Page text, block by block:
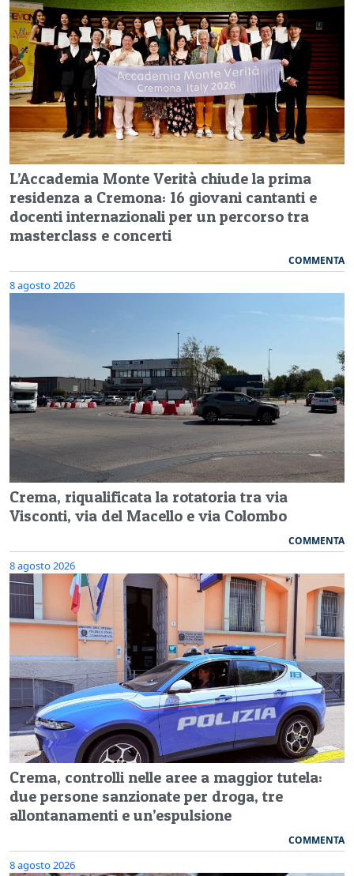
L’Accademia Monte Verità chiude la prima
residenza a Cremona: 16 giovani cantanti e
docenti internazionali per un percorso tra
masterclass e concerti
COMMENTA
8 agosto 2026
Crema, riqualificata la rotatoria tra via
Visconti, via del Macello e via Colombo
COMMENTA
8 agosto 2026
Crema, controlli nelle aree a maggior tutela:
due persone sanzionate per droga, tre
allontanamenti e un’espulsione
COMMENTA
8 agosto 2026